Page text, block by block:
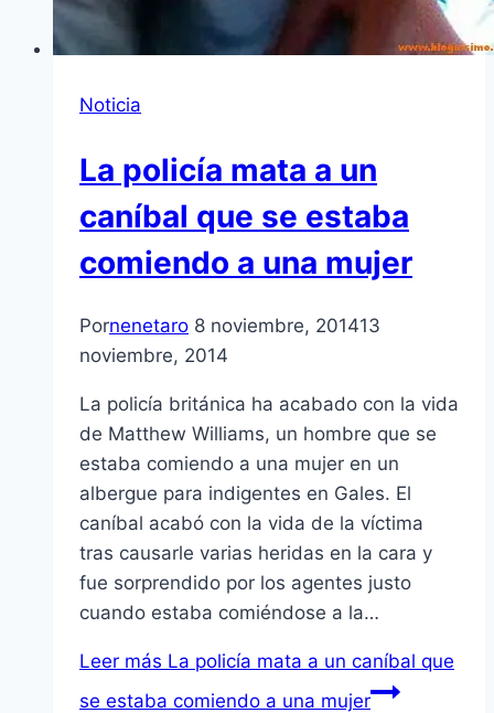
Noticia
La policía mata a un
caníbal que se estaba
comiendo a una mujer
Pornenetaro 8 noviembre, 201413
noviembre, 2014
La policía británica ha acabado con la vida
de Matthew Williams, un hombre que se
estaba comiendo a una mujer en un
albergue para indigentes en Gales. El
caníbal acabó con la vida de la víctima
tras causarle varias heridas en la cara y
fue sorprendido por los agentes justo
cuando estaba comiéndose a la…
Leer más La policía mata a un caníbal que
se estaba comiendo a una mujer